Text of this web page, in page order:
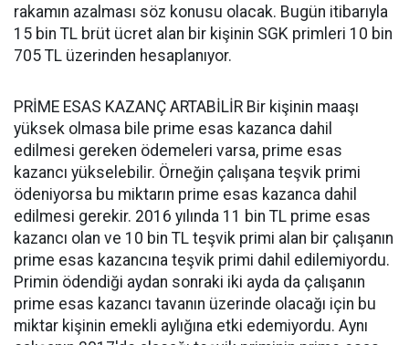
rakamın azalması söz konusu olacak. Bugün itibarıyla
15 bin TL brüt ücret alan bir kişinin SGK primleri 10 bin
705 TL üzerinden hesaplanıyor.
PRİME ESAS KAZANÇ ARTABİLİR Bir kişinin maaşı
yüksek olmasa bile prime esas kazanca dahil
edilmesi gereken ödemeleri varsa, prime esas
kazancı yükselebilir. Örneğin çalışana teşvik primi
ödeniyorsa bu miktarın prime esas kazanca dahil
edilmesi gerekir. 2016 yılında 11 bin TL prime esas
kazancı olan ve 10 bin TL teşvik primi alan bir çalışanın
prime esas kazancına teşvik primi dahil edilemiyordu.
Primin ödendiği aydan sonraki iki ayda da çalışanın
prime esas kazancı tavanın üzerinde olacağı için bu
miktar kişinin emekli aylığına etki edemiyordu. Aynı